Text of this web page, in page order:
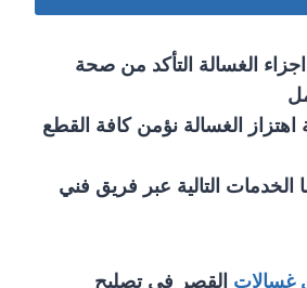
الغسالة التأكد من صحة
الغسالة نؤمن كافة القطع
الخدمات التالية عبر فريق فني
غسالات القصر في تصليح